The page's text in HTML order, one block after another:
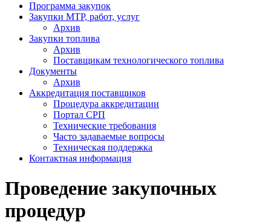
Программа закупок
Закупки МТР, работ, услуг
Архив
Закупки топлива
Архив
Поставщикам технологического топлива
Документы
Архив
Аккредитация поставщиков
Процедура аккредитации
Портал СРП
Технические требования
Часто задаваемые вопросы
Техническая поддержка
Контактная информация
Проведение закупочных
процедур